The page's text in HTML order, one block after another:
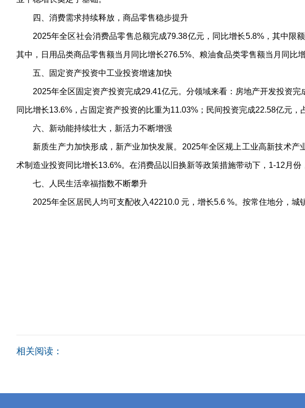
四、消费需求持续释放，商品零售稳步提升
2025年全区社会消费品零售总额完成79.38亿元，同比增长5.8%，其中限
其中，日用品类商品零售额当月同比增长276.5%、粮油食品类零售额当月同比
五、固定资产投资中工业投资增速加快
2025年全区固定资产投资完成29.41亿元。分领域来看：房地产开发投资
同比增长13.6%，占固定资产投资的比重为11.03%；民间投资完成22.58亿元，
六、新动能持续壮大，新活力不断增强
新质生产力加快形成，新产业加快发展。2025年全区规上工业高新技术
术制造业投资同比增长13.6%。在消费品以旧换新等政策措施带动下，1-12月
七、人民生活幸福指数不断攀升
2025年全区居民人均可支配收入42210.0 元，增长5.6 %。按常住地分，
相关阅读：